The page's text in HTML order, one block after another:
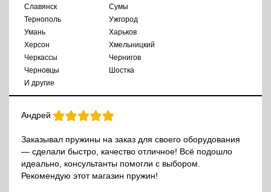
Славянск
Сумы
Тернополь
Ужгород
Умань
Харьков
Херсон
Хмельницкий
Черкассы
Чернигов
Черновцы
Шостка
И другие
Андрей
Заказывал пружины на заказ для своего оборудования
— сделали быстро, качество отличное! Всё подошло
идеально, консультанты помогли с выбором.
Рекомендую этот магазин пружин!